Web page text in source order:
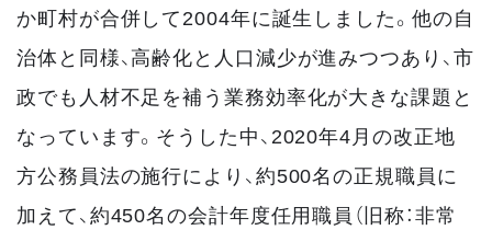
か町村が合併して2004年に誕生しました。他の自
治体と同様、高齢化と人口減少が進みつつあり、市
政でも人材不足を補う業務効率化が大きな課題と
なっています。そうした中、2020年4月の改正地
方公務員法の施行により、約500名の正規職員に
加えて、約450名の会計年度任用職員（旧称：非常